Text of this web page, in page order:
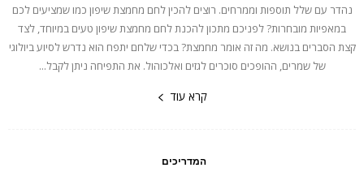
נהדר עם שלל תוספות וממרחים. רוצים להכין לחם מחמצת שיפון כמו שמציעים לכם
במאפיות מובחרות? לפניכם מתכון להכנת לחם מחמצת שיפון טעים במיוחד, לצד
קצת הסברים בנושא. מה זה אומר מחמצת? בכדי שלחם יתפח הוא נדרש לסיוע ביולוגי
של שמרים, ההופכים סוכרים לגזים ואלכוהול. את התפיחה ניתן לקבל...
קרא עוד
המדריכים